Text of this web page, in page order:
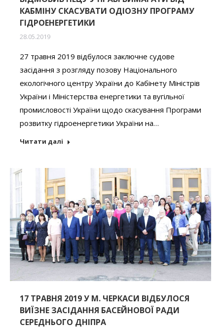
КАБМІНУ СКАСУВАТИ ОДІОЗНУ ПРОГРАМУ
ГІДРОЕНЕРГЕТИКИ
28.05.2019
27 травня 2019 відбулося заключне судове
засідання з розгляду позову Національного
екологічного центру України до Кабінету Міністрів
України і Міністерства енергетики та вугільної
промисловості України щодо скасування Програми
розвитку гідроенергетики України на…
Читати далі
17 ТРАВНЯ 2019 У М. ЧЕРКАСИ ВІДБУЛОСЯ
ВИЇЗНЕ ЗАСІДАННЯ БАСЕЙНОВОЇ РАДИ
СЕРЕДНЬОГО ДНІПРА